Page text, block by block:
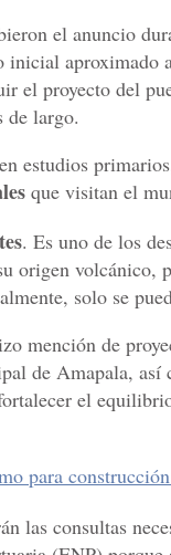
el anuncio
inicial aproximado
el proyecto del
de largo.
estudios
que visitan el
. Es uno de los
origen volcánico,
solo se
mención de
de Amapala, así
el
para
las consultas